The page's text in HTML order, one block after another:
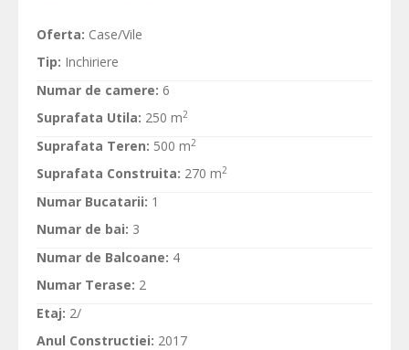
Oferta: Case/Vile
Tip: Inchiriere
Numar de camere: 6
Suprafata Utila: 250 m2
Suprafata Teren: 500 m2
Suprafata Construita: 270 m2
Numar Bucatarii: 1
Numar de bai: 3
Numar de Balcoane: 4
Numar Terase: 2
Etaj: 2/
Anul Constructiei: 2017